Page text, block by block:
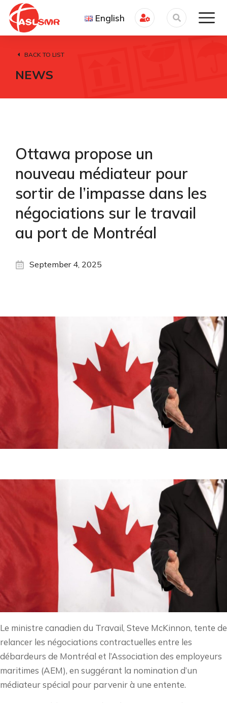
English
BACK TO LIST
NEWS
Ottawa propose un
nouveau médiateur pour
sortir de l’impasse dans les
négociations sur le travail
au port de Montréal
September 4, 2025
Le ministre canadien du Travail, Steve McKinnon, tente de
relancer les négociations contractuelles entre les
débardeurs de Montréal et l’Association des employeurs
maritimes (AEM), en suggérant la nomination d’un
médiateur spécial pour parvenir à une entente.